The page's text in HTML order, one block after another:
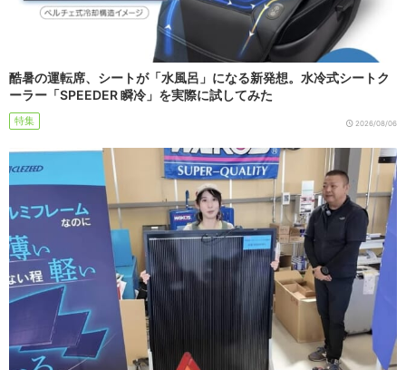
酷暑の運転席、シートが「水風呂」になる新発想。水冷式シートク
ーラー「SPEEDER 瞬冷」を実際に試してみた
特集 2026/08/06